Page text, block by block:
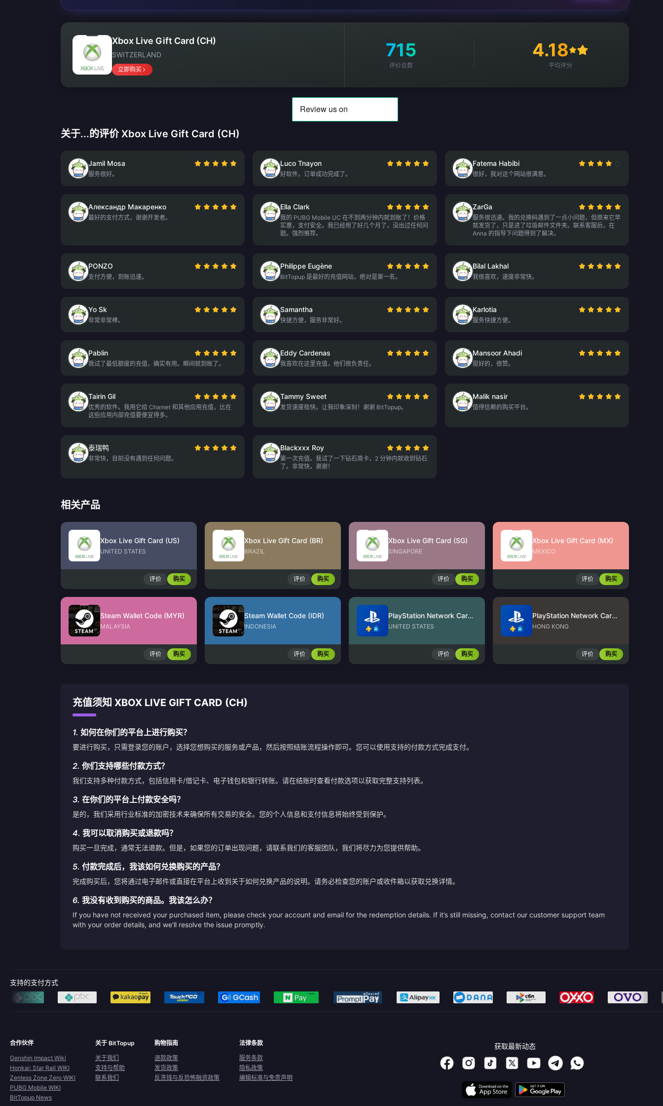
Xbox Live Gift Card (CH)
SWITZERLAND
立即购买
715
评价总数
4.18
平均评分
关于...的评价 Xbox Live Gift Card (CH)
Jamil Mosa
服务很好。
Luco Tnayon
好软件。订单成功完成了。
Fatema Habibi
很好，我对这个网站很满意。
Александр Макаренко
最好的支付方式，谢谢开发者。
Ella Clark
我的 PUBG Mobile UC 在不到两分钟内就到账了！价格
实惠，支付安全。我已经用了好几个月了，没出过任何问
题。强烈推荐。
ZarGa
服务很迅速。我的兑换码遇到了一点小问题，但原来它早
就发货了，只是进了垃圾邮件文件夹。联系客服后，在
Anna 的指导下问题得到了解决。
PONZO
支付方便，到账迅速。
Philippe Eugène
BitTopup 是最好的充值网站，绝对是第一名。
Bilal Lakhal
我很喜欢，速度非常快。
Yo Sk
非常非常棒。
Samantha
快捷方便，服务非常好。
Karlotia
服务快捷方便。
Pablin
我试了最低额度的充值，确实有用。瞬间就到账了。
Eddy Cardenas
我喜欢在这里充值，他们很负责任。
Mansoor Ahadi
挺好的，很赞。
Tairin Gil
优秀的软件。我用它给 Chamet 和其他应用充值，比在
这些应用内部充值要便宜得多。
Tammy Sweet
发货速度极快。让我印象深刻！谢谢 BitTopup。
Malik nasir
值得信赖的购买平台。
泰瑞鸭
非常快，目前没有遇到任何问题。
Blackxxx Roy
第一次充值。我试了一下钻石周卡，2 分钟内就收到钻石
了。非常快，谢谢！
相关产品
Xbox Live Gift Card (US)
UNITED STATES
评价 购买
Xbox Live Gift Card (BR)
BRAZIL
评价 购买
Xbox Live Gift Card (SG)
SINGAPORE
评价 购买
Xbox Live Gift Card (MX)
MEXICO
评价 购买
Steam Wallet Code (MYR)
MALAYSIA
评价 购买
Steam Wallet Code (IDR)
INDONESIA
评价 购买
PlayStation Network Card (US)
UNITED STATES
评价 购买
PlayStation Network Card (HK)
HONG KONG
评价 购买
充值须知 XBOX LIVE GIFT CARD (CH)
1. 如何在你们的平台上进行购买？
要进行购买，只需登录您的账户，选择您想购买的服务或产品，然后按照结账流程操作即可。您可以使用支持的付款方式完成支付。
2. 你们支持哪些付款方式？
我们支持多种付款方式，包括信用卡/借记卡、电子钱包和银行转账。请在结账时查看付款选项以获取完整支持列表。
3. 在你们的平台上付款安全吗？
是的，我们采用行业标准的加密技术来确保所有交易的安全。您的个人信息和支付信息将始终受到保护。
4. 我可以取消购买或退款吗？
购买一旦完成，通常无法退款。但是，如果您的订单出现问题，请联系我们的客服团队，我们将尽力为您提供帮助。
5. 付款完成后，我该如何兑换购买的产品？
完成购买后，您将通过电子邮件或直接在平台上收到关于如何兑换产品的说明。请务必检查您的账户或收件箱以获取兑换详情。
6. 我没有收到购买的商品。我该怎么办？
If you have not received your purchased item, please check your account and email for the redemption details. If it’s still missing, contact our customer support team
with your order details, and we'll resolve the issue promptly.
支持的支付方式
合作伙伴
Genshin Impact Wiki
Honkai: Star Rail WIKI
Zenless Zone Zero WIKI
PUBG Mobile WIKI
BitTopup News
关于 BitTopup
关于我们
支持与帮助
联系我们
购物指南
退款政策
发货政策
反洗钱与反恐怖融资政策
法律条款
服务条款
隐私政策
编辑标准与免责声明
获取最新动态